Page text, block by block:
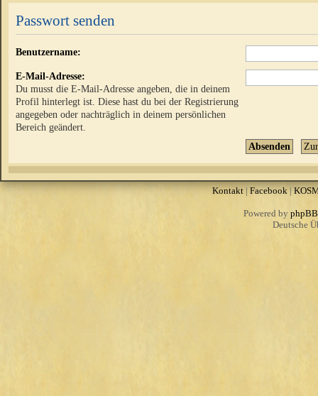
Passwort senden
Benutzername:
E-Mail-Adresse:
Du musst die E-Mail-Adresse angeben, die in deinem
Profil hinterlegt ist. Diese hast du bei der Registrierung
angegeben oder nachträglich in deinem persönlichen
Bereich geändert.
Kontakt| Facebook |
Powered by phpBB
Deutsche